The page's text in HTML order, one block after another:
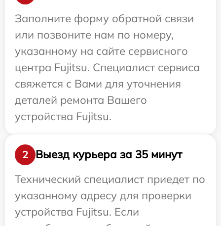
Заполните форму обратной связи
или позвоните нам по номеру,
указанному на сайте сервисного
центра Fujitsu. Специалист сервиса
свяжется с Вами для уточнения
деталей ремонта Вашего
устройства Fujitsu.
2
Выезд курьера за 35 минут
Технический специалист приедет по
указанному адресу для проверки
устройства Fujitsu. Если